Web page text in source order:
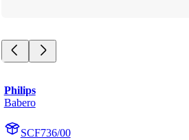
Philips
Babero
SCF736/00